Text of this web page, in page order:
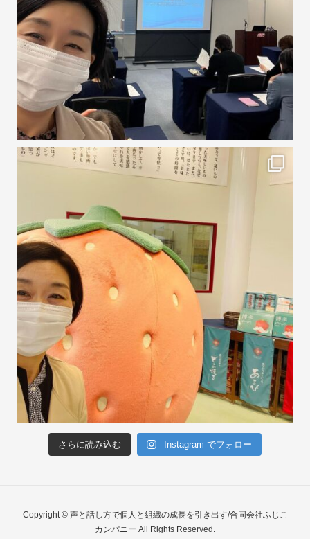
さらに読み込む Instagram でフォロー
Copyright © 声と話し方で個人と組織の成長を引き出す/合同会社ふじこ
カンパニー All Rights Reserved.